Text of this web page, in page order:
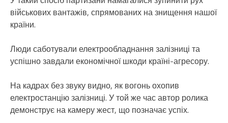
військових вантажів, спрямованих на знищення нашої
країни.
Люди саботували електрообладнання залізниці та
успішно завдали економічної шкоди країні-агресору.
На кадрах без звуку видно, як вогонь охопив
електростанцію залізниці. У той же час автор ролика
демонструє на камеру жест, що позначає успіх.